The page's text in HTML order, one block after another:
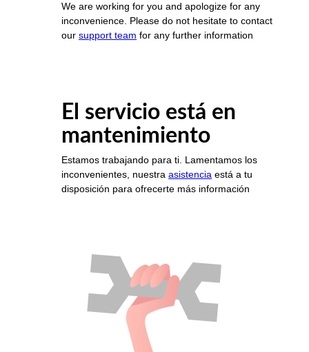
We are working for you and apologize for any
inconvenience. Please do not hesitate to contact
our support team for any further information
El servicio está en
mantenimiento
Estamos trabajando para ti. Lamentamos los
inconvenientes, nuestra asistencia está a tu
disposición para ofrecerte más información